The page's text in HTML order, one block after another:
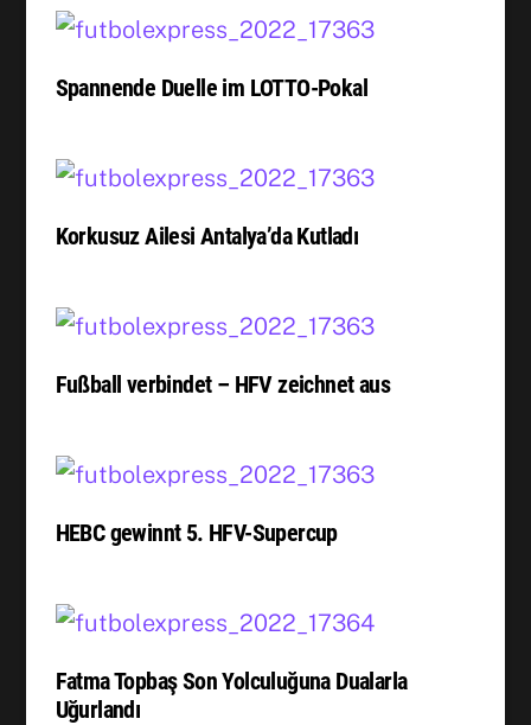
Spannende Duelle im LOTTO-Pokal
Korkusuz Ailesi Antalya’da Kutladı
Fußball verbindet – HFV zeichnet aus
HEBC gewinnt 5. HFV-Supercup
Fatma Topbaş Son Yolculuğuna Dualarla
Uğurlandı